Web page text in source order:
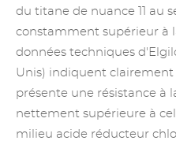
du titane de nuance 11 au
constamment supérieur à
données techniques
Unis) indiquent clairement
présente une résistance à
nettement supérieure à
milieu acide réducteur